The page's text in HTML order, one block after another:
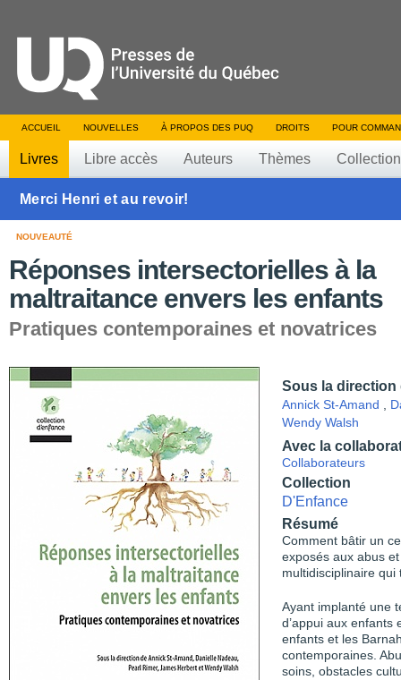
ACCUEIL NOUVELLES À PROPOS DES PUQ DROITS POUR
Livres Libre accès Auteurs Thèmes
Merci Henri et au revoir!
NOUVEAUTÉ
Réponses intersectorielles à la
maltraitance envers les enfants
Pratiques contemporaines et novatrices
Sous la direction
Annick St-Amand
Wendy Walsh
Avec la
Collaborateurs
Collection
D'Enfance
Résumé
Comment bâtir un
exposés aux abus
multidisciplinaire
Ayant implanté une
d’appui aux enfants
enfants et les
contemporaines.
soins, obstacles